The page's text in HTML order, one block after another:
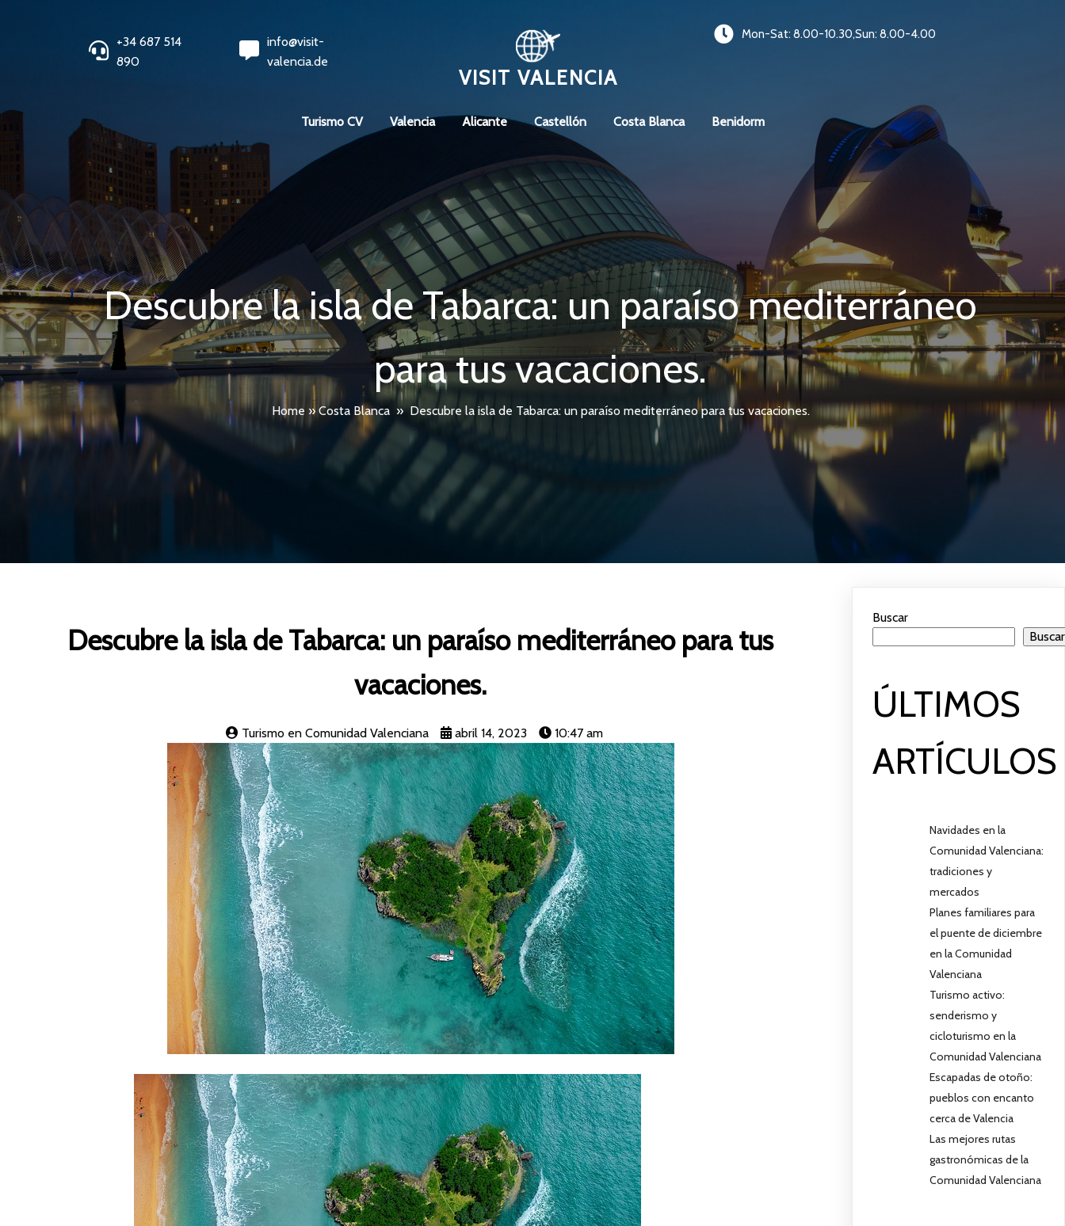
+34 687 514
890
info@visit-
valencia.de
VISIT VALENCIA
Mon-Sat: 8.00-10.30,Sun: 8.00-4.00
Turismo CV Valencia Alicante Castellón Costa Blanca Benidorm
Descubre la isla de Tabarca: un paraíso mediterráneo
para tus vacaciones.
Home » Costa Blanca » Descubre la isla de Tabarca: un paraíso mediterráneo para tus vacaciones.
Descubre la isla de Tabarca: un paraíso mediterráneo para tus
vacaciones.
Turismo en Comunidad Valenciana abril 14, 2023 10:47 am
Buscar
Buscar
ÚLTIMOS
ARTÍCULOS
Navidades en la
Comunidad Valenciana:
tradiciones y
mercados
Planes familiares para
el puente de diciembre
en la Comunidad
Valenciana
Turismo activo:
senderismo y
cicloturismo en la
Comunidad Valenciana
Escapadas de otoño:
pueblos con encanto
cerca de Valencia
Las mejores rutas
gastronómicas de la
Comunidad Valenciana